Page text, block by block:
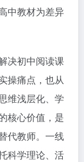
中教材为差异
决初中阅读课
操痛点，也从
维浅层化、学
核心价值，是
代教师。一线
科学理论、活